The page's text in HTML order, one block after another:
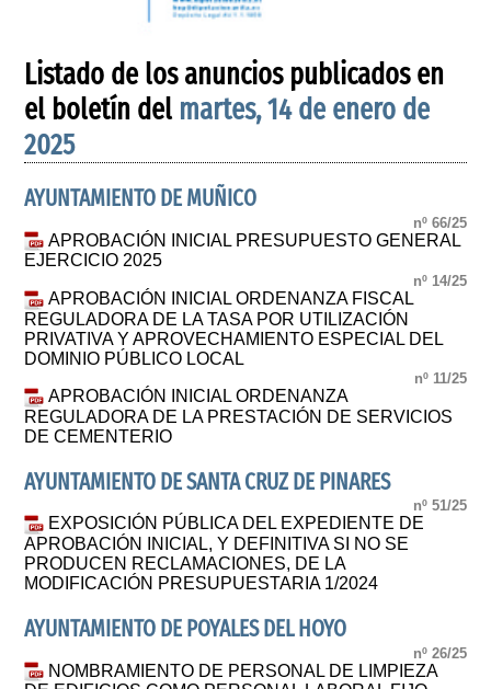
Listado de los anuncios publicados en
el boletín del martes, 14 de enero de
2025
AYUNTAMIENTO DE MUÑICO
nº 66/25
APROBACIÓN INICIAL PRESUPUESTO GENERAL
EJERCICIO 2025
nº 14/25
APROBACIÓN INICIAL ORDENANZA FISCAL
REGULADORA DE LA TASA POR UTILIZACIÓN
PRIVATIVA Y APROVECHAMIENTO ESPECIAL DEL
DOMINIO PÚBLICO LOCAL
nº 11/25
APROBACIÓN INICIAL ORDENANZA
REGULADORA DE LA PRESTACIÓN DE SERVICIOS
DE CEMENTERIO
AYUNTAMIENTO DE SANTA CRUZ DE PINARES
nº 51/25
EXPOSICIÓN PÚBLICA DEL EXPEDIENTE DE
APROBACIÓN INICIAL, Y DEFINITIVA SI NO SE
PRODUCEN RECLAMACIONES, DE LA
MODIFICACIÓN PRESUPUESTARIA 1/2024
AYUNTAMIENTO DE POYALES DEL HOYO
nº 26/25
NOMBRAMIENTO DE PERSONAL DE LIMPIEZA